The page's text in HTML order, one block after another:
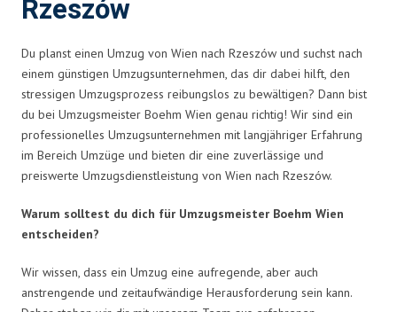
Rzeszów
Du planst einen Umzug von Wien nach Rzeszów und suchst nach
einem günstigen Umzugsunternehmen, das dir dabei hilft, den
stressigen Umzugsprozess reibungslos zu bewältigen? Dann bist
du bei Umzugsmeister Boehm Wien genau richtig! Wir sind ein
professionelles Umzugsunternehmen mit langjähriger Erfahrung
im Bereich Umzüge und bieten dir eine zuverlässige und
preiswerte Umzugsdienstleistung von Wien nach Rzeszów.
Warum solltest du dich für Umzugsmeister Boehm Wien
entscheiden?
Wir wissen, dass ein Umzug eine aufregende, aber auch
anstrengende und zeitaufwändige Herausforderung sein kann.